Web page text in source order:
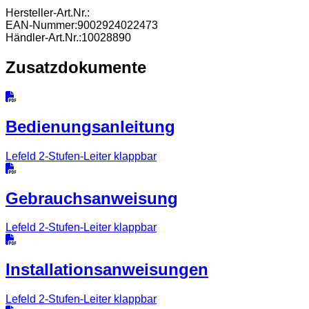
Hersteller-Art.Nr.:
EAN-Nummer:9002924022473
Händler-Art.Nr.:10028890
Zusatzdokumente
Bedienungsanleitung
Lefeld 2-Stufen-Leiter klappbar
Gebrauchsanweisung
Lefeld 2-Stufen-Leiter klappbar
Installationsanweisungen
Lefeld 2-Stufen-Leiter klappbar